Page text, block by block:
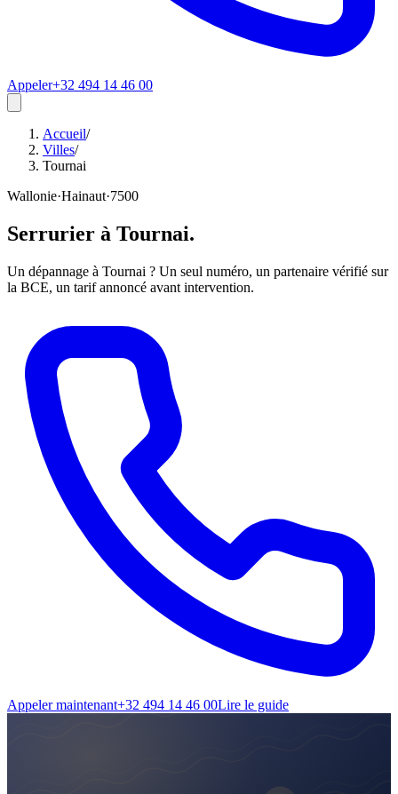
Appeler+32 494 14 46 00
Accueil/
Villes/
Tournai
Wallonie·Hainaut·7500
Serrurier à Tournai.
Un dépannage à Tournai ? Un seul numéro, un partenaire vérifié sur
la BCE, un tarif annoncé avant intervention.
Appeler maintenant+32 494 14 46 00Lire le guide